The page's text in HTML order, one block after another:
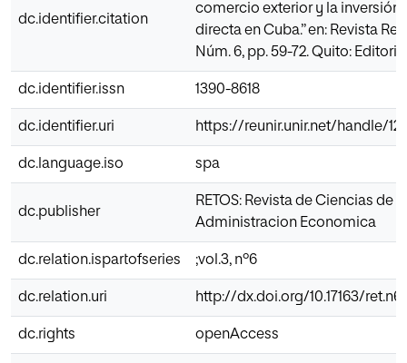
dc.identifier.citation
comercio exterior y la inversión
directa en Cuba.” en: Revista
Núm. 6, pp. 59-72. Quito:
dc.identifier.issn 1390-8618
dc.identifier.uri https://reunir.unir.net/handle/
dc.language.iso spa
dc.publisher
RETOS: Revista de Ciencias de la
Administracion Economica
dc.relation.ispartofseries ;vol.3, nº6
dc.relation.uri http://dx.doi.org/10.17163/
dc.rights openAccess